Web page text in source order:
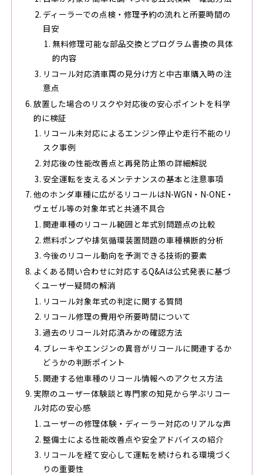
ディーラーでの点検・修理予約の流れと所要時間の
目安
無料修理可能な部品交換とプログラム書換の具体
的内容
リコール対応済車両の見分け方と中古車購入時の注
意点
放置した場合のリスクや対応後の安心ポイントを科学
的に検証
リコール未対応によるエンジン停止や走行不能のリ
スク事例
対応後の性能改善点と再発防止策の詳細解説
安全運転を支えるメンテナンスの基本と注意事項
他のホンダ車種に広がるリコールはN-WGN・N-ONE・
ヴェゼル等の対象年式と共通不具合
関連車種のリコール範囲と年式別問題点の比較
燃料ポンプや排気循環装置問題の車種横断的分析
今後のリコール動向を予測できる技術的要素
よくある問い合わせに対応するQ&Aは公式発表に基づ
くユーザー疑問の解消
リコール対象年式の判定に関する質問
リコール修理の費用や所要時間について
過去のリコール対応済みかの確認方法
ブレーキやエンジンの異音がリコールに関連するか
どうかの判断ポイント
関連する他車種のリコール情報へのアクセス方法
実際のユーザー体験談と専門家の知見から学ぶリコー
ル対応の安心感
ユーザーの修理体験・ディーラー対応のリアルな声
整備士による性能改善点や安全アドバイスの紹介
リコールを経て安心して運転を続けられる環境づく
りの重要性